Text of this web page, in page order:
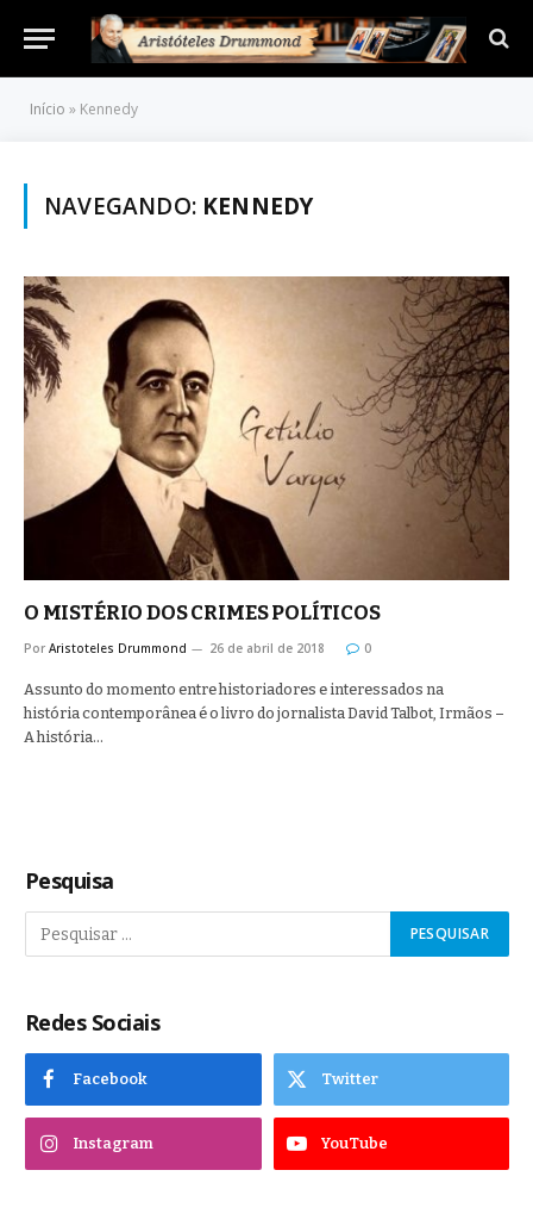
Início » Kennedy
NAVEGANDO: KENNEDY
O MISTÉRIO DOS CRIMES POLÍTICOS
Por Aristoteles Drummond 26 de abril de 2018 0
Assunto do momento entre historiadores e interessados na
história contemporânea é o livro do jornalista David Talbot, Irmãos –
A história…
Pesquisa
Redes Sociais
Facebook Twitter
Instagram YouTube